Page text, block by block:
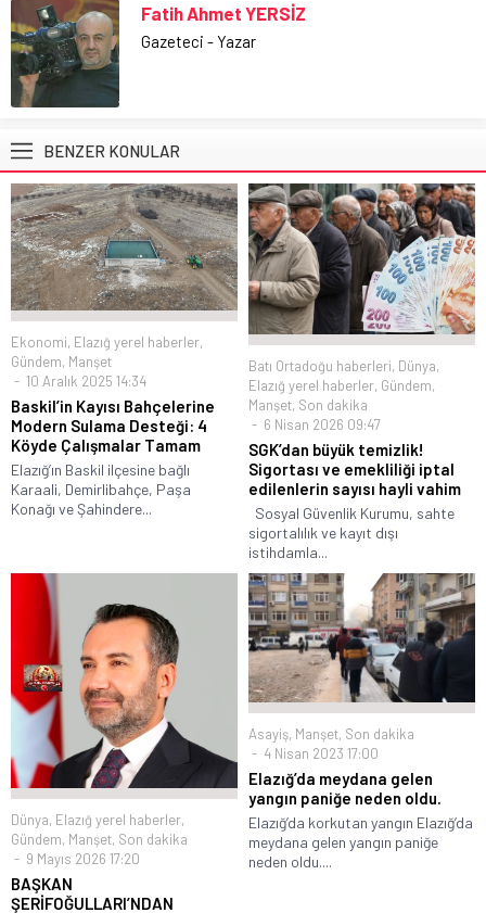
Fatih Ahmet YERSİZ
Gazeteci - Yazar
BENZER KONULAR
Ekonomi, Elazığ yerel haberler,
Gündem, Manşet
10 Aralık 2025 14:34
Baskil’in Kayısı Bahçelerine
Modern Sulama Desteği: 4
Köyde Çalışmalar Tamam
Elazığ’ın Baskil ilçesine bağlı
Karaali, Demirlibahçe, Paşa
Konağı ve Şahindere...
Batı Ortadoğu haberleri, Dünya,
Elazığ yerel haberler, Gündem,
Manşet, Son dakika
6 Nisan 2026 09:47
SGK’dan büyük temizlik!
Sigortası ve emekliliği iptal
edilenlerin sayısı hayli vahim
Sosyal Güvenlik Kurumu, sahte
sigortalılık ve kayıt dışı
istihdamla...
Dünya, Elazığ yerel haberler,
Gündem, Manşet, Son dakika
9 Mayıs 2026 17:20
BAŞKAN
ŞERİFOĞULLARI’NDAN
Asayiş, Manşet, Son dakika
4 Nisan 2023 17:00
Elazığ’da meydana gelen
yangın paniğe neden oldu.
Elazığ’da korkutan yangın Elazığ’da
meydana gelen yangın paniğe
neden oldu....